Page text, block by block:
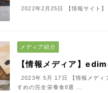
2022年2月25日 【情報サイト
メディア紹介
【情報メディア】
2023年 5月 17日 【情報メディ
すめの完全栄養食8選 ...